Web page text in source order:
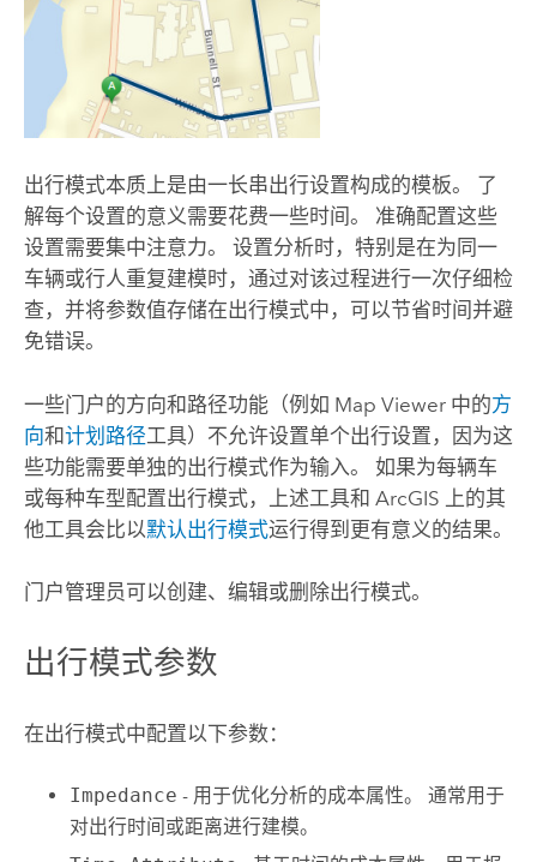
出行模式本质上是由一长串出行设置构成的模板。 了
解每个设置的意义需要花费一些时间。 准确配置这些
设置需要集中注意力。 设置分析时，特别是在为同一
车辆或行人重复建模时，通过对该过程进行一次仔细检
查，并将参数值存储在出行模式中，可以节省时间并避
免错误。
一些门户的方向和路径功能（例如 Map Viewer中的方
向和计划路径工具）不允许设置单个出行设置，因为这
些功能需要单独的出行模式作为输入。
如果为每辆车
或每种车型配置出行模式，上述工具和 ArcGIS 上的其
他工具会比以默认出行模式运行得到更有意义的结果。
门户管理员可以创建、编辑或删除出行模式。
出行模式参数
在出行模式中配置以下参数：
Impedance - 用于优化分析的成本属性。 通常用于
对出行时间或距离进行建模。